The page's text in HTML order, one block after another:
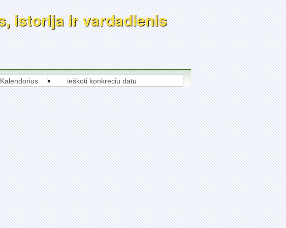
istorija ir vardadienis
Kalendorius ieškoti konkreciu datu